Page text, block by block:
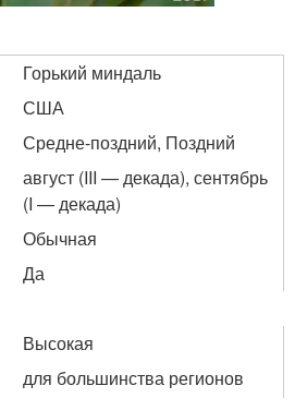
Горький миндаль
США
Средне-поздний, Поздний
август (III — декада), сентябрь
(I — декада)
Обычная
Да
Высокая
для большинства регионов